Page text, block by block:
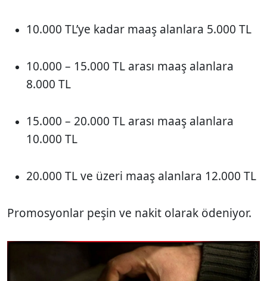
10.000 TL’ye kadar maaş alanlara 5.000 TL
10.000 – 15.000 TL arası maaş alanlara
8.000 TL
15.000 – 20.000 TL arası maaş alanlara
10.000 TL
20.000 TL ve üzeri maaş alanlara 12.000 TL
Promosyonlar peşin ve nakit olarak ödeniyor.